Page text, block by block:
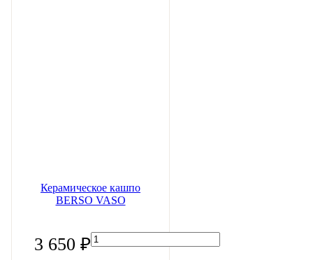
Керамическое кашпо
BERSO VASO
3 650 ₽